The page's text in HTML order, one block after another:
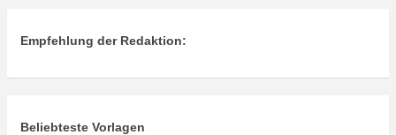
Empfehlung der Redaktion:
Beliebteste Vorlagen